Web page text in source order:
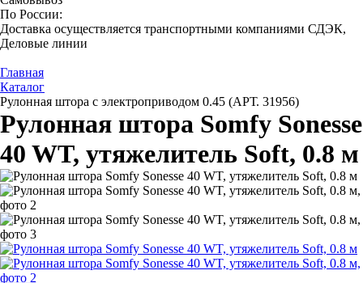
По России:
Доставка осуществляется транспортными компаниями СДЭК,
Деловые линии
Главная
Каталог
Рулонная штора с электроприводом 0.45 (АРТ. 31956)
Рулонная штора Somfy Sonesse
40 WT, утяжелитель Soft, 0.8 м